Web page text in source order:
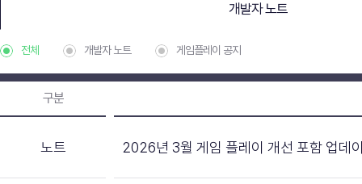
개발자 노트
전체 개발자 노트 게임플레이 공지
구분
노트 2026년 3월 게임 플레이 개선 포함 업데